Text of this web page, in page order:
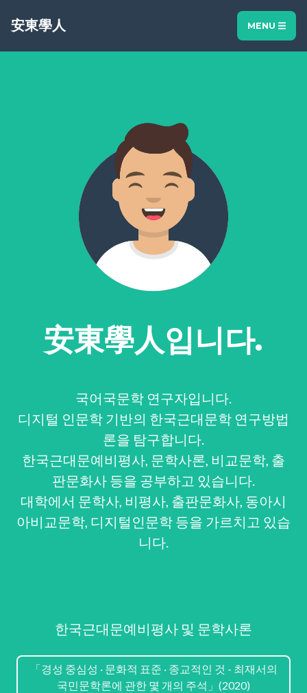
安東學人 MENU
安東學人입니다.
국어국문학 연구자입니다.
디지털 인문학 기반의 한국근대문학 연구방법
론을 탐구합니다.
한국근대문예비평사, 문학사론, 비교문학, 출
판문화사 등을 공부하고 있습니다.
대학에서 문학사, 비평사, 출판문화사, 동아시
아비교문학, 디지털인문학 등을 가르치고 있습
니다.
한국근대문예비평사 및 문학사론
「경성 중심성 · 문화적 표준 · 종교적인 것 - 최재서의
국민문학론에 관한 몇 개의 주석」(2020)